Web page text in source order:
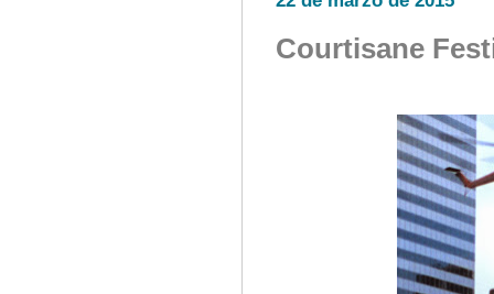
Courtisane